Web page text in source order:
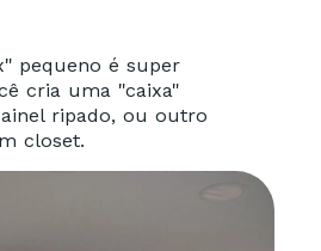
pequeno é super
cria uma "caixa"
ripado, ou outro
closet.